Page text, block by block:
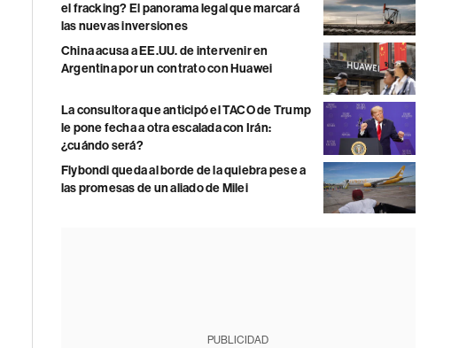
el fracking? El panorama legal que marcará
las nuevas inversiones
China acusa a EE.UU. de intervenir en
Argentina por un contrato con Huawei
La consultora que anticipó el TACO de Trump
le pone fecha a otra escalada con Irán:
¿cuándo será?
Flybondi queda al borde de la quiebra pese a
las promesas de un aliado de Milei
PUBLICIDAD